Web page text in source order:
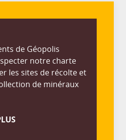
de Géopolis
notre charte
les sites de récolte et
de minéraux